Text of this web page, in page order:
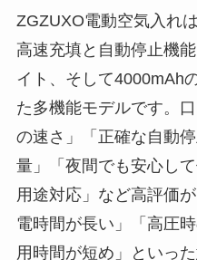
ZGZUXO電動空気入れ
高速充填と自動停止機
イト、そして4000mAh
た多機能モデルです。
の速さ」「正確な自動
量」「夜間でも安心し
用途対応」など高評価
電時間が長い」「高圧
用時間が短め」といっ